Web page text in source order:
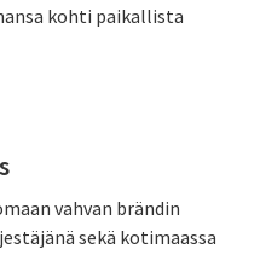
kohti paikallista
vahvan brändin
sekä kotimaassa